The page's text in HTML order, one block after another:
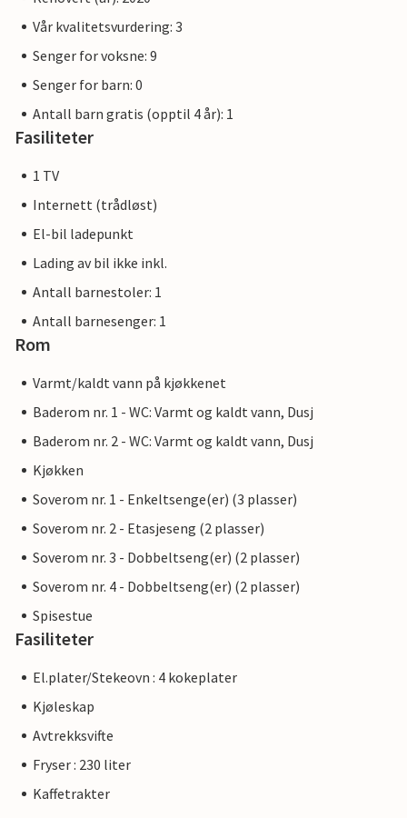
Vår kvalitetsvurdering: 3
Senger for voksne: 9
Senger for barn: 0
Antall barn gratis (opptil 4 år): 1
Fasiliteter
1 TV
Internett (trådløst)
El-bil ladepunkt
Lading av bil ikke inkl.
Antall barnestoler: 1
Antall barnesenger: 1
Rom
Varmt/kaldt vann på kjøkkenet
Baderom nr. 1 - WC: Varmt og kaldt vann, Dusj
Baderom nr. 2 - WC: Varmt og kaldt vann, Dusj
Kjøkken
Soverom nr. 1 - Enkeltsenge(er) (3 plasser)
Soverom nr. 2 - Etasjeseng (2 plasser)
Soverom nr. 3 - Dobbeltseng(er) (2 plasser)
Soverom nr. 4 - Dobbeltseng(er) (2 plasser)
Spisestue
Fasiliteter
El.plater/Stekeovn : 4 kokeplater
Kjøleskap
Avtrekksvifte
Fryser : 230 liter
Kaffetrakter